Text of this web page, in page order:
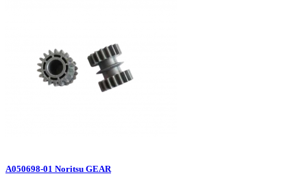
A050698-01 Noritsu GEAR